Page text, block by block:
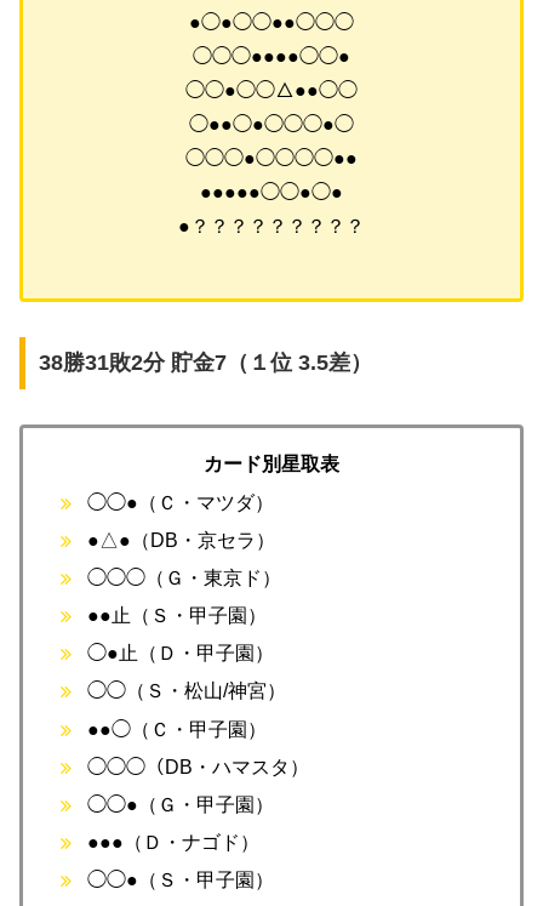
●◯●◯◯●●◯◯◯
◯◯◯●●●●◯◯●
◯◯●◯◯△●●◯◯
◯●●◯●◯◯◯●◯
◯◯◯●◯◯◯◯●●
●●●●●◯◯●◯●
●？？？？？？？？？
38勝31敗2分 貯金7（１位 3.5差）
カード別星取表
◯◯●（Ｃ・マツダ）
●△●（DB・京セラ）
◯◯◯（Ｇ・東京ド）
●●止（Ｓ・甲子園）
◯●止（Ｄ・甲子園）
◯◯（Ｓ・松山/神宮）
●●◯（Ｃ・甲子園）
◯◯◯（DB・ハマスタ）
◯◯●（Ｇ・甲子園）
●●●（Ｄ・ナゴド）
◯◯●（Ｓ・甲子園）